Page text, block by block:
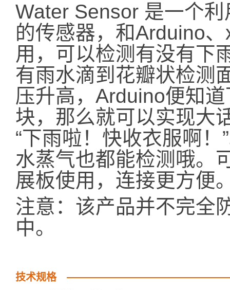
Water Sensor 是一个
的传感器，和Arduino
用，可以检测有没有下
有雨水滴到花瓣状检测
压升高，Arduino便知
块，那么就可以实现大
“下雨啦！快收衣服啊
水蒸气也都能检测哦。
展板使用，连接更方便
注意：该产品并不完全
中。
技术规格